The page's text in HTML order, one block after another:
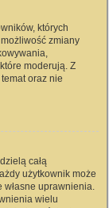
których
zmiany
moderują. Z
oraz nie
całą
użytkownik może
uprawnienia.
wielu